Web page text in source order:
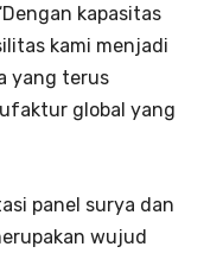
kapasitas
kami menjadi
yang terus
global yang
panel surya dan
wujud